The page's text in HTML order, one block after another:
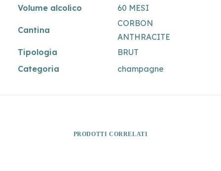
Volume alcolico 60 MESI
Cantina
CORBON
ANTHRACITE
Tipologia
BRUT
Categoria
champagne
PRODOTTI CORRELATI